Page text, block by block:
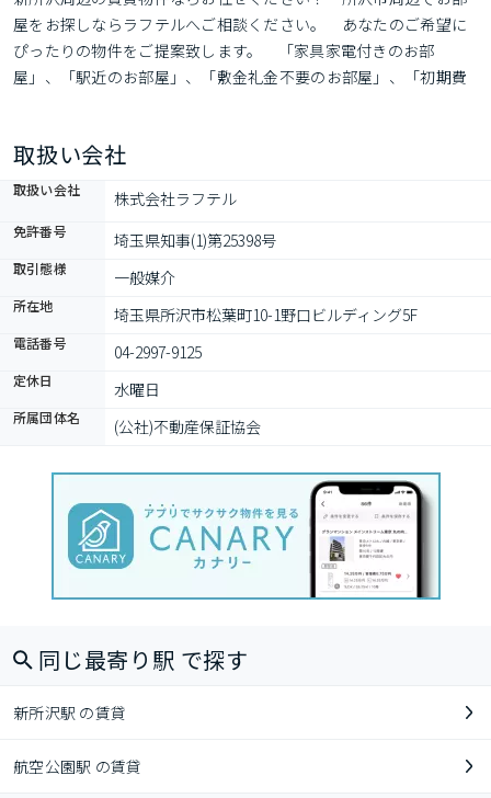
屋をお探しならラフテルへご相談ください。　あなたのご希望に
ぴったりの物件をご提案致します。　「家具家電付きのお部
屋」、「駅近のお部屋」、「敷金礼金不要のお部屋」、「初期費
取扱い会社
取扱い会社 株式会社ラフテル
免許番号 埼玉県知事(1)第25398号
取引態様 一般媒介
所在地 埼玉県所沢市松葉町10-1野口ビルディング5F
電話番号 04-2997-9125
定休日 水曜日
所属団体名 (公社)不動産保証協会
同じ最寄り駅 で探す
新所沢駅 の賃貸
航空公園駅 の賃貸